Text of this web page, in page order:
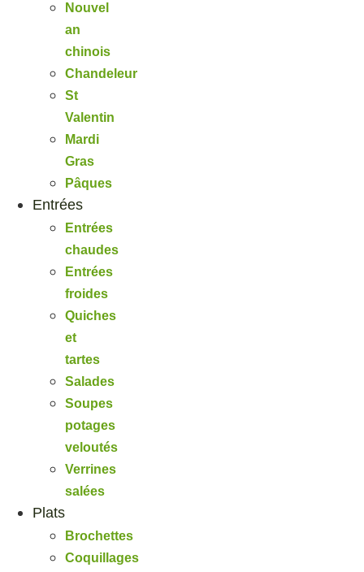
Nouvel
an
chinois
Chandeleur
St
Valentin
Mardi
Gras
Pâques
Entrées
Entrées
chaudes
Entrées
froides
Quiches
et
tartes
Salades
Soupes
potages
veloutés
Verrines
salées
Plats
Brochettes
Coquillages